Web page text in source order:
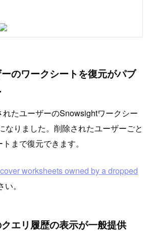
のワークシートを復元がパブ
たユーザーのSnowsightワークシー
なりました。削除されたユーザーごと
まで復元できます。
worksheets owned by a dropped
。
エリ履歴の表示が一般提供